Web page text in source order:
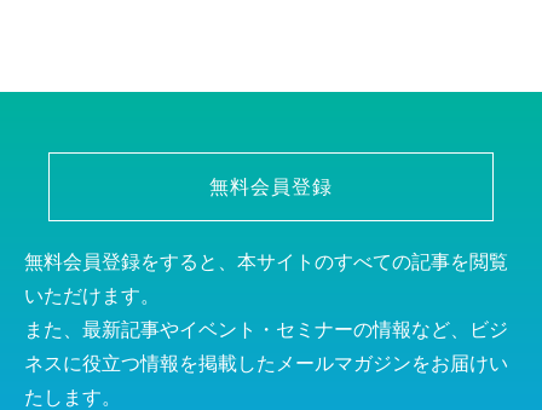
無料会員登録
無料会員登録をすると、本サイトのすべての記事を閲覧
いただけます。
また、最新記事やイベント・セミナーの情報など、ビジ
ネスに役立つ情報を掲載したメールマガジンをお届けい
たします。